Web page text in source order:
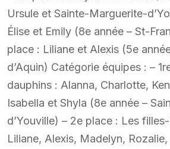
Ursule et Sainte-Marguerite-
Élise et Emily (8e année – St-
place : Liliane et Alexis (5e
d’Aquin) Catégorie équipes : –
dauphins : Alanna, Charlotte,
Isabella et Shyla (8e année –
d’Youville) – 2e place : Les
Liliane, Alexis, Madelyn,